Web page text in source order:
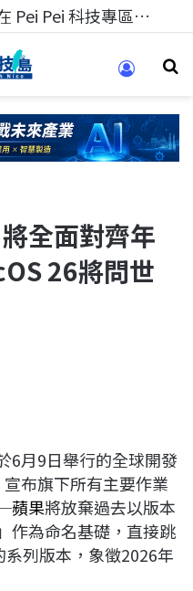
科技人的經驗傳承地！在 Pei Pei 科技專區，與學弟妹交流最硬核的技術
全面對齊年
26將問世
6月9日舉行的全球開發
布旗下所有主要作業
蘋果將放棄過去以版本
作為命名基礎，直接跳
系列版本，象徵2026年